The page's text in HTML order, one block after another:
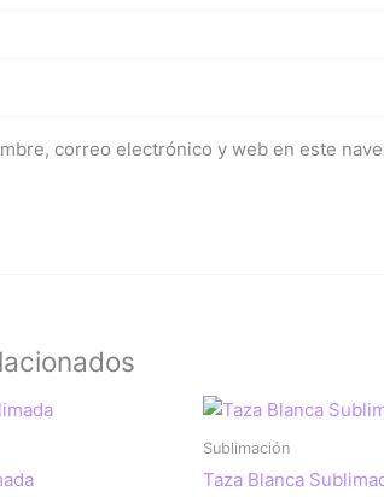
correo electrónico y web en este
Sublimación
Taza Blanca